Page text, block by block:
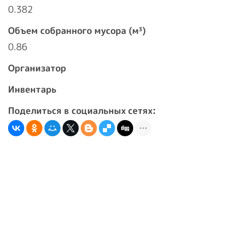
0.382
Объем собранного мусора (м³)
0.86
Организатор
Инвентарь
Поделиться в социальных сетях: